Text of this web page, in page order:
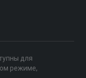
для
режиме,